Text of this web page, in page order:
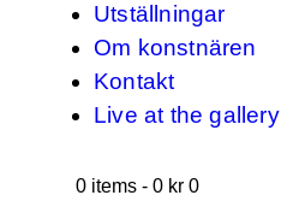
Utställningar
Om konstnären
Kontakt
Live at the gallery
0 items - 0 kr 0